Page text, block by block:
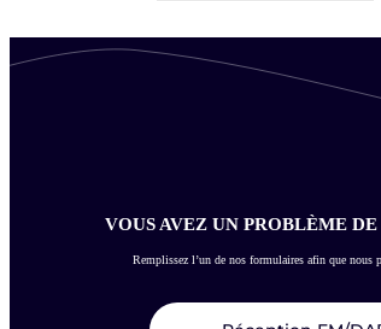
VOUS AVEZ UN PROBLÈME
Remplissez l’un de nos formulaires afin que nous